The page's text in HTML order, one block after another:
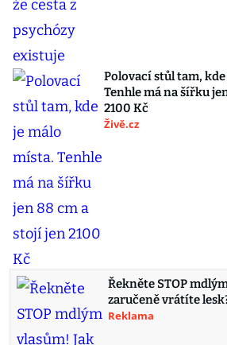
Polovací stůl tam,
Tenhle má na šířku
2100 Kč
Živě.cz
Řekněte STOP
zaručeně vrátíte
Reklama